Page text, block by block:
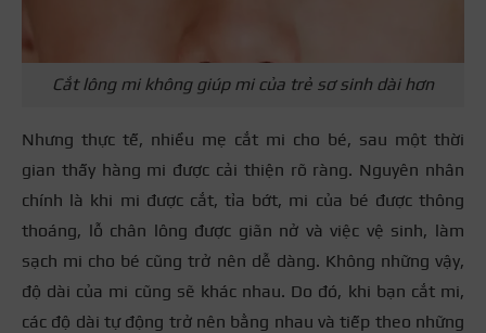
Cắt lông mi không giúp mi của trẻ sơ sinh dài hơn
Nhưng thực tế, nhiều mẹ cắt mi cho bé, sau một thời
gian thấy hàng mi được cải thiện rõ ràng. Nguyên nhân
chính là khi mi được cắt, tỉa bớt, mi của bé được thông
thoáng, lỗ chân lông được giãn nở và việc vệ sinh, làm
sạch mi cho bé cũng trở nên dễ dàng. Không những vậy,
độ dài của mi cũng sẽ khác nhau. Do đó, khi bạn cắt mi,
các độ dài tự động trở nên bằng nhau và tiếp theo những